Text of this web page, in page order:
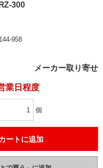
300
958
メーカー取り寄せ
業日程度
個